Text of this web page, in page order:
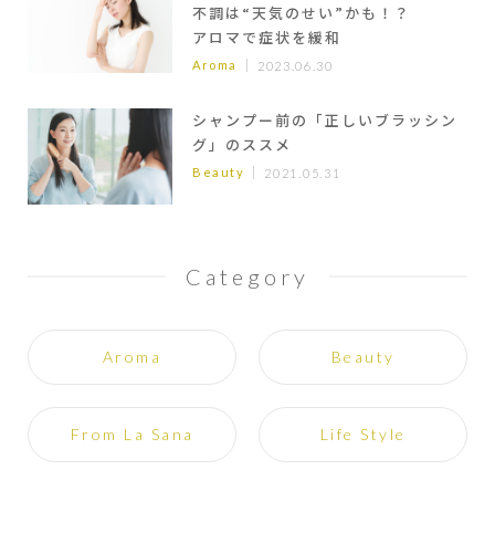
不調は“天気のせい”かも！？
アロマで症状を緩和
Aroma 2023.06.30
シャンプー前の「正しいブラッシン
グ」のススメ
Beauty 2021.05.31
Category
Aroma Beauty
From La Sana Life Style